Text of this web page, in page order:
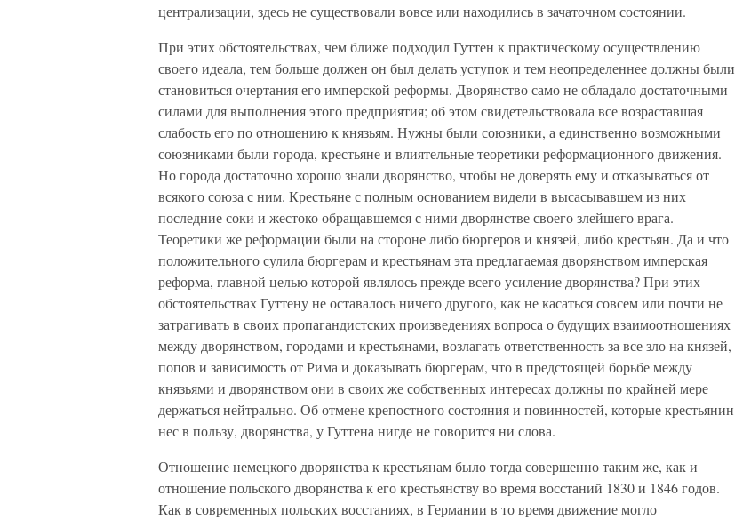
централизации, здесь не существовали вовсе или находились в зачаточном состоянии.
При этих обстоятельствах, чем ближе подходил Гуттен к практическому осуществлению
своего идеала, тем больше должен он был делать уступок и тем неопределеннее должны были
становиться очертания его имперской реформы. Дворянство само не обладало достаточными
силами для выполнения этого предприятия; об этом свидетельствовала все возраставшая
слабость его по отношению к князьям. Нужны были союзники, а единственно возможными
союзниками были города, крестьяне и влиятельные теоретики реформационного движения.
Но города достаточно хорошо знали дворянство, чтобы не доверять ему и отказываться от
всякого союза с ним. Крестьяне с полным основанием видели в высасывавшем из них
последние соки и жестоко обращавшемся с ними дворянстве своего злейшего врага.
Теоретики же реформации были на стороне либо бюргеров и князей, либо крестьян. Да и что
положительного сулила бюргерам и крестьянам эта предлагаемая дворянством имперская
реформа, главной целью которой являлось прежде всего усиление дворянства? При этих
обстоятельствах Гуттену не оставалось ничего другого, как не касаться совсем или почти не
затрагивать в своих пропагандистских произведениях вопроса о будущих взаимоотношениях
между дворянством, городами и крестьянами, возлагать ответственность за все зло на князей,
попов и зависимость от Рима и доказывать бюргерам, что в предстоящей борьбе между
князьями и дворянством они в своих же собственных интересах должны по крайней мере
держаться нейтрально. Об отмене крепостного состояния и повинностей, которые крестьянин
нес в пользу, дворянства, у Гуттена нигде не говорится ни слова.
Отношение немецкого дворянства к крестьянам было тогда совершенно таким же, как и
отношение польского дворянства к его крестьянству во время восстаний 1830 и 1846 годов.
Как в современных польских восстаниях, в Германии в то время движение могло